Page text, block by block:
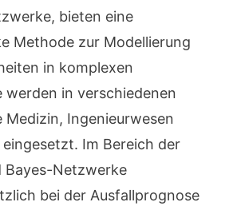
bieten eine
Methode zur Modellierung
in komplexen
werden in verschiedenen
Medizin, Ingenieurwesen
Im Bereich der
Bayes-Netzwerke
bei der Ausfallprognose